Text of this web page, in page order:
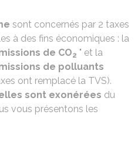
sont concernés par 2 taxes
à des fins économiques : la
de CO2 " et la
de polluants
ont remplacé la TVS).
sont exonérées du
vous présentons les